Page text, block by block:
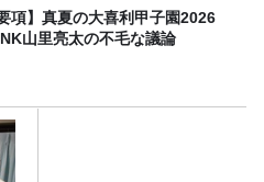
項】真夏の大喜利甲子園2026
山里亮太の不毛な議論